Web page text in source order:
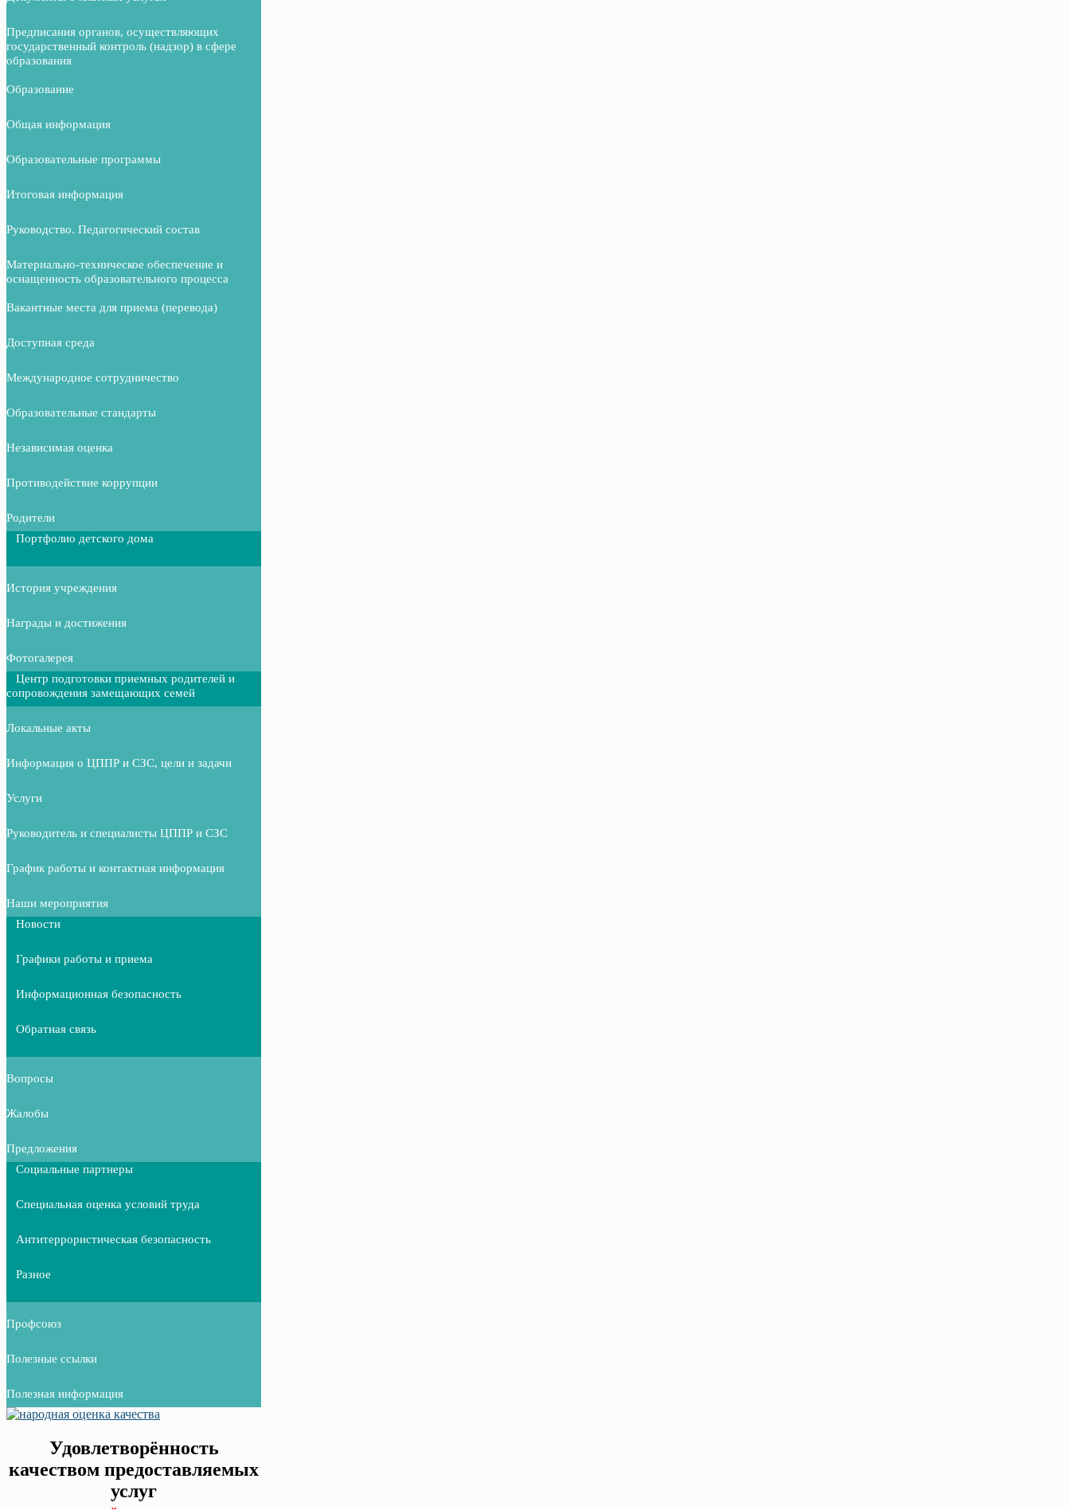
Предписания органов, осуществляющих
государственный контроль (надзор) в сфере
образования
Образование
Общая информация
Образовательные программы
Итоговая информация
Руководство. Педагогический состав
Материально-техническое обеспечение и
оснащенность образовательного процесса
Вакантные места для приема (перевода)
Доступная среда
Международное сотрудничество
Образовательные стандарты
Независимая оценка
Противодействие коррупции
Родители
Портфолио детского дома
История учреждения
Награды и достижения
Фотогалерея
Центр подготовки приемных родителей и
сопровождения замещающих семей
Локальные акты
Информация о ЦППР и СЗС, цели и задачи
Услуги
Руководитель и специалисты ЦППР и СЗС
График работы и контактная информация
Наши мероприятия
Новости
Графики работы и приема
Информационная безопасность
Обратная связь
Вопросы
Жалобы
Предложения
Социальные партнеры
Специальная оценка условий труда
Антитеррористическая безопасность
Разное
Профсоюз
Полезные ссылки
Полезная информация
Удовлетворённость
качеством предоставляемых
услуг